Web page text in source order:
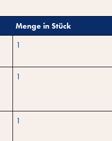
Menge in Stück
1
1
1